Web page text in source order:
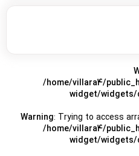
/home/villara4/
widget/widgets/
Warning: Trying to access
/home/villara4/
widget/widgets/